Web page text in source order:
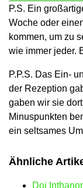
P.S. Ein
Woche oder
kommen, um zu
wie immer jeder.
P.P.S. Das Ein-
der Rezeption
gaben wir sie
Minuspunkten
ein seltsames
Ähnliche
Doi